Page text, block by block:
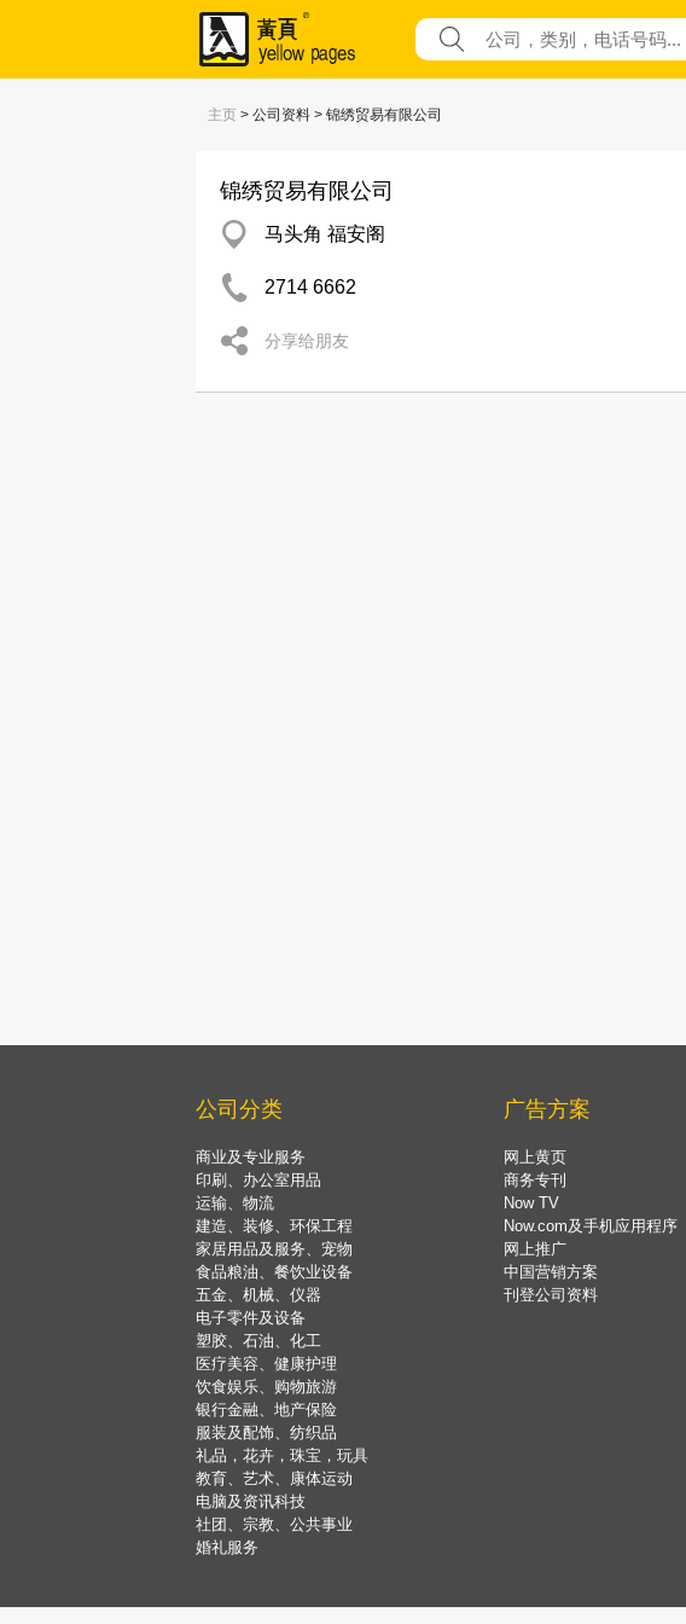
主页 > 公司资料 > 锦绣贸易有限公司
锦绣贸易有限公司
马头角 福安阁
2714 6662
分享给朋友
公司分类
商业及专业服务
印刷、办公室用品
运输、物流
建造、装修、环保工程
家居用品及服务、宠物
食品粮油、餐饮业设备
五金、机械、仪器
电子零件及设备
塑胶、石油、化工
医疗美容、健康护理
饮食娱乐、购物旅游
银行金融、地产保险
服装及配饰、纺织品
礼品，花卉，珠宝，玩具
教育、艺术、康体运动
电脑及资讯科技
社团、宗教、公共事业
婚礼服务
广告方案
网上黄页
商务专刊
Now TV
Now.com及手机应用程序
网上推广
中国营销方案
刊登公司资料